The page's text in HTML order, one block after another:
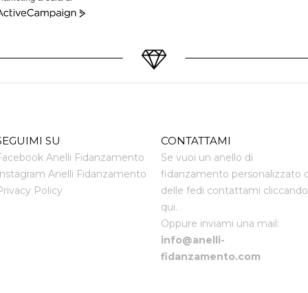
SU
Anelli Fidanzamento
Anelli Fidanzamento
Policy
CONTATTAMI
Se vuoi un anello di
fidanzamento personalizzato
delle fedi contattami cliccando
qui.
Oppure inviami una mail:
info@anelli-
fidanzamento.com